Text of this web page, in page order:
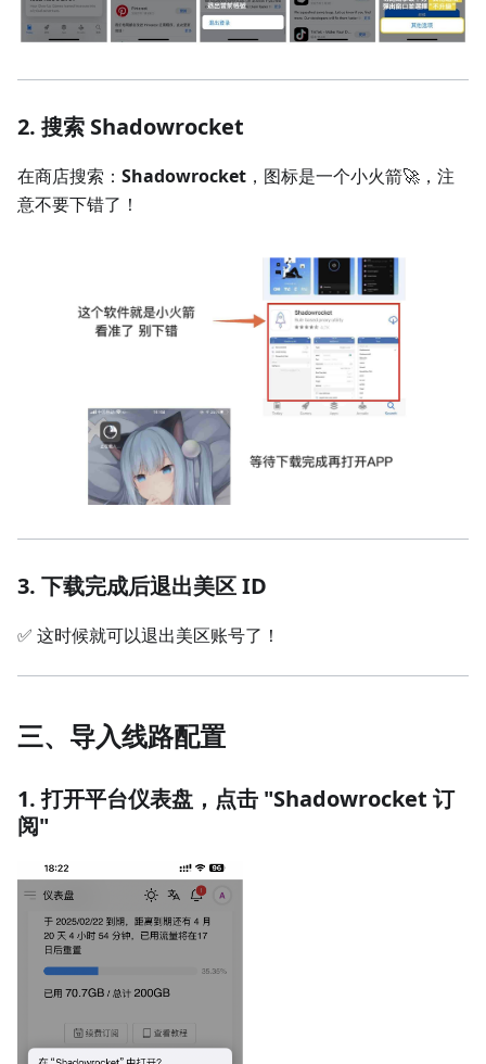
2. 搜索 Shadowrocket
在商店搜索： Shadowrocket ，图标是一个小火箭🚀，注
意不要下错了！
3. 下载完成后退出美区 ID
✅ 这时候就可以退出美区账号了！
三、导入线路配置
1. 打开平台仪表盘，点击 "Shadowrocket 订
阅"